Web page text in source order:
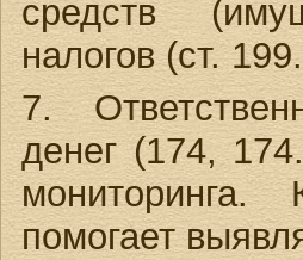
средств
налогов (ст.
7.
денег (174,
помогает